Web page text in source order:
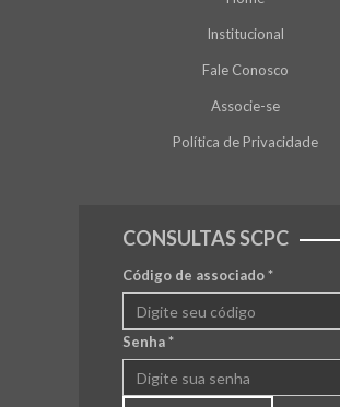
Institucional
Fale Conosco
Associe-se
Política de Privacidade
CONSULTAS SCPC
Código de associado*
Senha*